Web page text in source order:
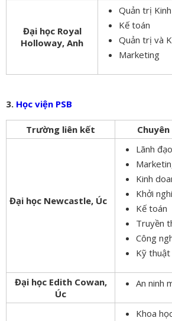
Đại học Royal
Holloway, Anh
Quản trị
Kế toán
Quản trị và
Marketing
3. Học viện PSB
Trường liên kết
Đại học Newcastle, Úc
Lãnh
Kinh
Khởi
Kế toán
Truyền
Công
Kỹ thuật
Đại học Edith Cowan,
Úc
An ninh
Khoa